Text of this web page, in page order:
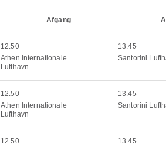
Afgang
12.50
Athen Internationale
Lufthavn
13.45
Santorini
12.50
Athen Internationale
Lufthavn
13.45
Santorini
12.50
13.45